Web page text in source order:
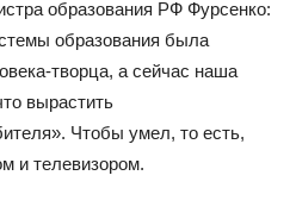
образования РФ Фурсенко:
образования была
творца, а сейчас наша
вырастить
Чтобы умел, то есть,
и телевизором.